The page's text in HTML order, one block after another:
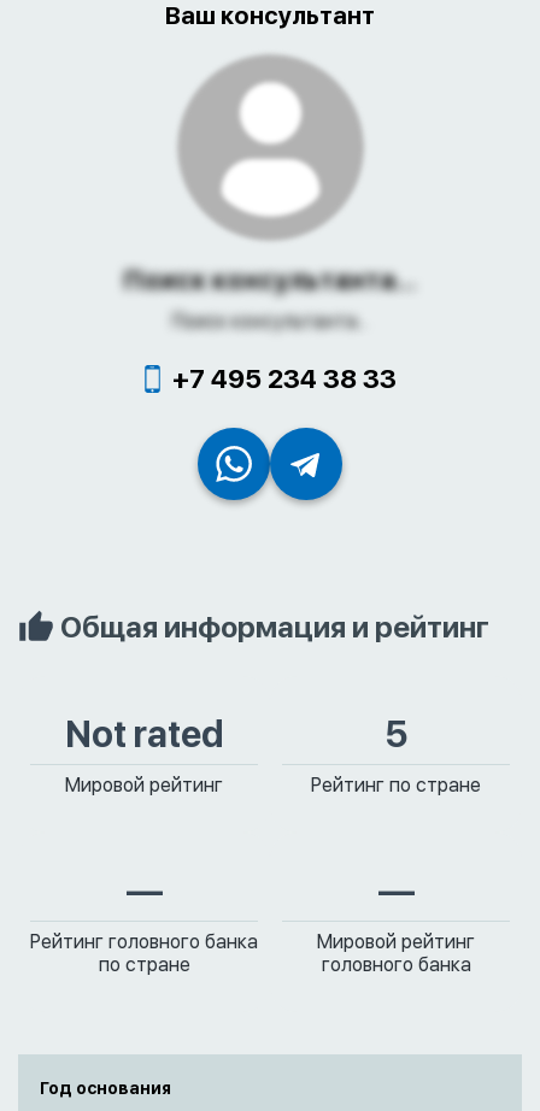
Ваш консультант
Поиск консультанта...
Поиск консультанта...
+7 495 234 38 33
Общая информация и рейтинг
Not rated
Мировой рейтинг
5
Рейтинг по стране
—
Рейтинг головного банка
по стране
—
Мировой рейтинг
головного банка
Год основания